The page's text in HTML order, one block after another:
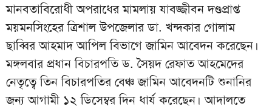
মানবতাবিরোধী অপরাধের মামলায় যাবজ্জীবন দণ্ডপ্রাপ্ত
ময়মনসিংহের ত্রিশাল উপজেলার ডা. খন্দকার গোলাম
ছাব্বির আহমাদ আপিল বিভাগে জামিন আবেদন করেছেন।
মঙ্গলবার প্রধান বিচারপতি ড. সৈয়দ রেফাত আহমেদের
নেতৃত্বে তিন বিচারপতির বেঞ্চ জামিন আবেদনটি শুনানির
জন্য আগামী ১২ ডিসেম্বর দিন ধার্য করেছেন। আদালতে